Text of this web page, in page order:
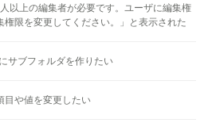
以上の編集者が必要です。ユーザに編集権
限を変更してください。」と表示された
サブフォルダを作りたい
目や値を変更したい